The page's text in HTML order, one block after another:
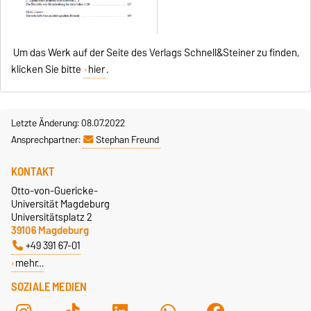
Um das Werk auf der Seite des Verlags Schnell&Steiner zu finden,
klicken Sie bitte hier.
Letzte Änderung: 08.07.2022
Ansprechpartner:
Stephan Freund
SOZIALE MEDIEN
KONTAKT
Otto-von-Guericke-
Universität Magdeburg
Universitätsplatz 2
39106 Magdeburg
+49 391 67-01
mehr…